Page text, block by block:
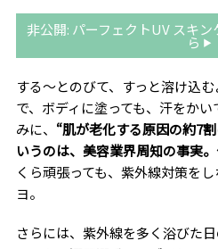
非公開: パーフェクトUV スキ
ら
する～とのびて、すっと溶け込
で、ボディに塗っても、汗をか
みに、 “肌が老化する原因の約7
いうのは、美容業界周知の事実。
くら頑張っても、紫外線対策を
ヨ。
さらには、紫外線を多く浴びた